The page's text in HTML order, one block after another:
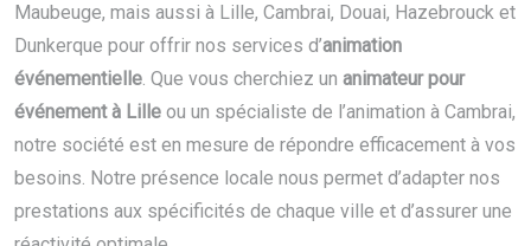
Maubeuge, mais aussi à Lille, Cambrai, Douai, Hazebrouck et
Dunkerque pour offrir nos services d’animation
événementielle. Que vous cherchiez un animateur pour
événement à Lille ou un spécialiste de l’animation à Cambrai,
notre société est en mesure de répondre efficacement à vos
besoins. Notre présence locale nous permet d’adapter nos
prestations aux spécificités de chaque ville et d’assurer une